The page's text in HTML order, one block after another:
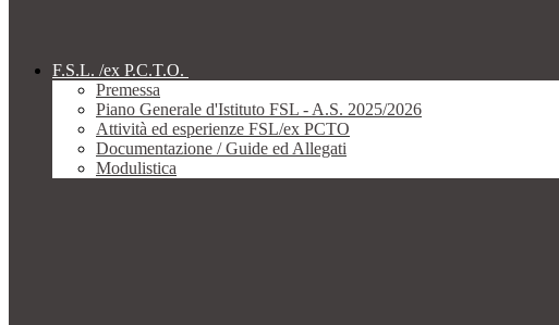
F.S.L. /ex P.C.T.O.
Premessa
Piano Generale d'Istituto FSL - A.S. 2025/2026
Attività ed esperienze FSL/ex PCTO
Documentazione / Guide ed Allegati
Modulistica